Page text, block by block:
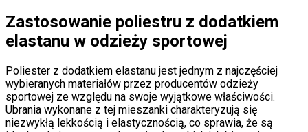
Zastosowanie poliestru z dodatkiem
elastanu w odzieży sportowej
Poliester z dodatkiem elastanu jest jednym z najczęściej
wybieranych materiałów przez producentów odzieży
sportowej ze względu na swoje wyjątkowe właściwości.
Ubrania wykonane z tej mieszanki charakteryzują się
niezwykłą lekkością i elastycznością, co sprawia, że są